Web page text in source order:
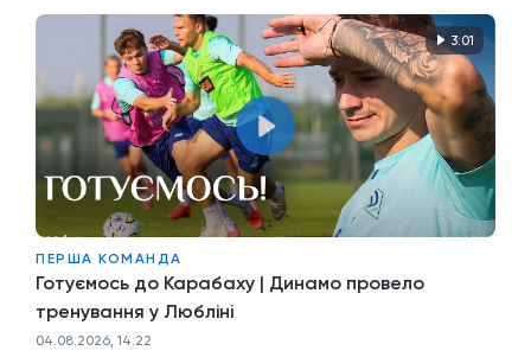
3:01
ПЕРША КОМАНДА
Готуємось до Карабаху | Динамо провело
тренування у Любліні
04.08.2026, 14:22